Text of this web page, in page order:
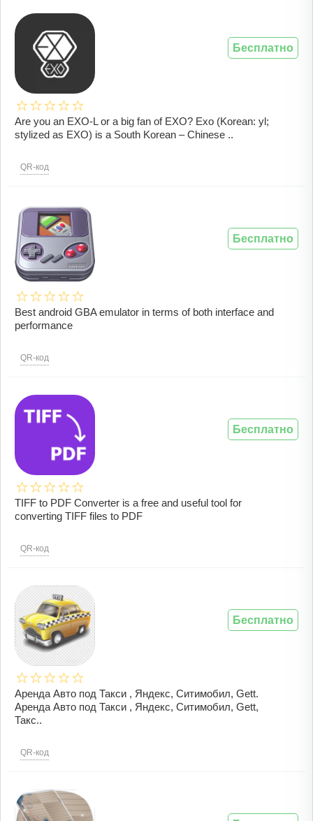
Are you an EXO-L or a big fan of EXO? Exo (Korean: yl;
stylized as EXO) is a South Korean – Chinese ..
QR-код
Бесплатно
Best android GBA emulator in terms of both interface and
performance
QR-код
Бесплатно
TIFF to PDF Converter is a free and useful tool for
converting TIFF files to PDF
QR-код
Бесплатно
Аренда Авто под Такси , Яндекс, Ситимобил, Gett.
Аренда Авто под Такси , Яндекс, Ситимобил, Gett,
Такс..
QR-код
Бесплатно